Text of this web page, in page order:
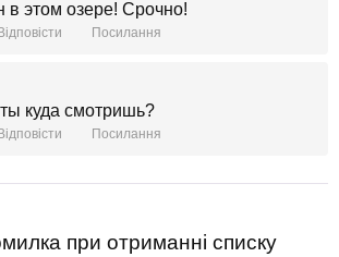
в этом озере! Срочно!
Відповісти Посилання
куда смотришь?
Відповісти Посилання
при отриманні списку